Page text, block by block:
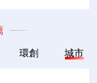
環創 城市